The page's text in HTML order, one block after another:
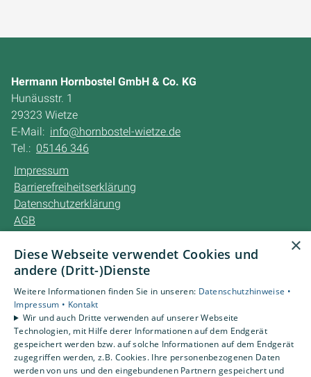
Hermann Hornbostel GmbH & Co. KG
Hunäusstr. 1
29323 Wietze
E-Mail: info@hornbostel-wietze.de
Tel.: 05146 346
Impressum
Barrierefreiheitserklärung
Datenschutzerklärung
AGB
Unsere Bereiche
Privatkunden
Karriere
Unternehmen
Kontakt
Um externe HTML-Inhalte anzuzeigen, benötigen wir
×
Diese Webseite verwendet Cookies und
andere (Dritt-)Dienste
Weitere Informationen finden Sie in unseren: Datenschutzhinweise •
Impressum • Kontakt
Wir und auch Dritte verwenden auf unserer Webseite
Technologien, mit Hilfe derer Informationen auf dem Endgerät
gespeichert werden bzw. auf solche Informationen auf dem Endgerät
zugegriffen werden, z.B. Cookies. Ihre personenbezogenen Daten
werden von uns und den eingebundenen Partnern gespeichert und